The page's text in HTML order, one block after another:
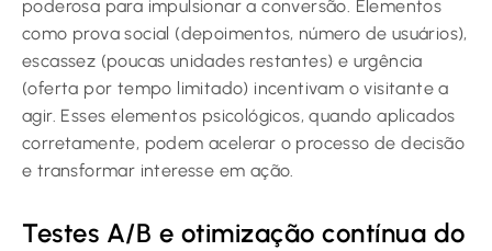
poderosa para impulsionar a conversão. Elementos
como prova social (depoimentos, número de usuários),
escassez (poucas unidades restantes) e urgência
(oferta por tempo limitado) incentivam o visitante a
agir. Esses elementos psicológicos, quando aplicados
corretamente, podem acelerar o processo de decisão
e transformar interesse em ação.
Testes A/B e otimização contínua do